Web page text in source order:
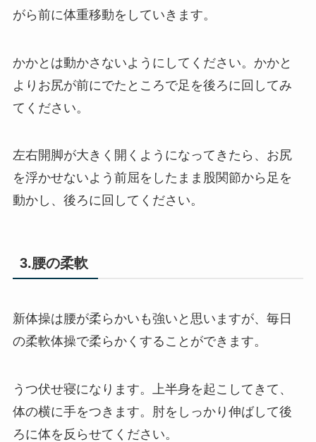
がら前に体重移動をしていきます。
かかとは動かさないようにしてください。かかと
よりお尻が前にでたところで足を後ろに回してみ
てください。
左右開脚が大きく開くようになってきたら、お尻
を浮かせないよう前屈をしたまま股関節から足を
動かし、後ろに回してください。
3.腰の柔軟
新体操は腰が柔らかいも強いと思いますが、毎日
の柔軟体操で柔らかくすることができます。
うつ伏せ寝になります。上半身を起こしてきて、
体の横に手をつきます。肘をしっかり伸ばして後
ろに体を反らせてください。